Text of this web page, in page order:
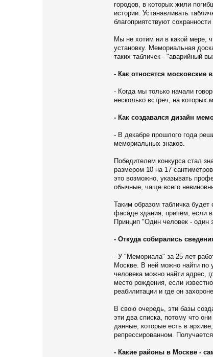
городов, в которых жили
истории. Устанавливать
благоприятствуют сохранности
Мы не хотим ни в какой мере,
установку. Мемориальная
таких табличек - "аварийный
- Как относятся московские
- Когда мы только начали
несколько встреч, на которых
- Как создавался дизайн
- В декабре прошлого года
мемориальных знаков.
Победителем конкурса стал
размером 10 на 17
это возможно, указывать
обычные, чаще всего
Таким образом табличка
фасаде здания, причем, если
Принцип "Один человек - один
- Откуда собирались
- У "Мемориала" за 25 лет
Москве. В ней можно найти по
человека можно найти адрес,
место рождения, если
реабилитации и где он
В свою очередь, эти базы
эти два списка, потому что
данные, которые есть в
репрессированном.
- Какие районы в Москве -